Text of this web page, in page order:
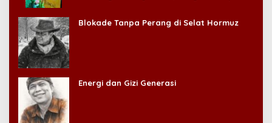
Blokade Tanpa Perang di Selat Hormuz
Energi dan Gizi Generasi